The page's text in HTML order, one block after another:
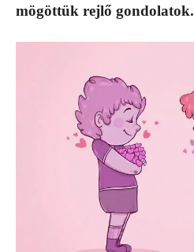
mögöttük rejlő gondolatok.